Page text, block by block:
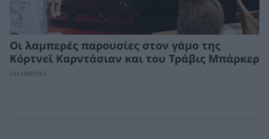
Οι λαμπερές παρουσίες στον γάμο της
Kόρτνεϊ Καρντάσιαν και του Τράβις Μπάρκερ
CELEBRITIES